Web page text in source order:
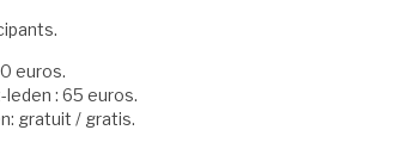
euros.
: 65 euros.
gratuit / gratis.